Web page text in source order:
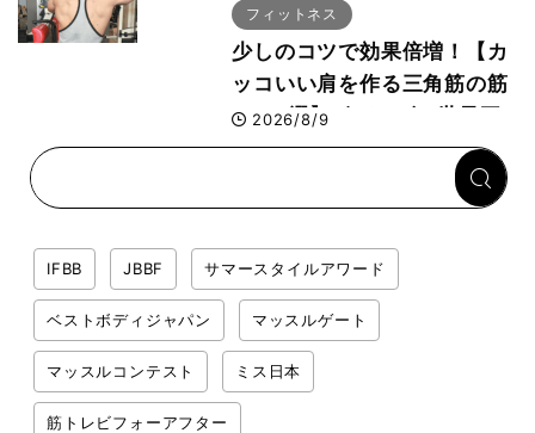
フィットネス
少しのコツで効果倍増！【カ
ッコいい肩を作る三角筋の筋
トレ6選】ボディビル世界王
者が解説！
2026/8/9
IFBB JBBF サマースタイルアワード
ベストボディジャパン マッスルゲート
マッスルコンテスト ミス日本
筋トレビフォーアフター